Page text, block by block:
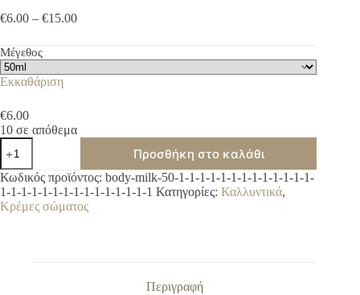
€6.00 – €15.00Price
through
€15.00
Μέγεθος
Εκκαθάριση
€6.00
10 σε απόθεμα
Γαλάκτωμα
σώματος
με
άρωμα
τύπου
Sicily
Προσθήκη στο καλάθι
A
l
t
Κωδικός προϊόντος: body-milk-50-1-1-1-1-1-1-1-1-1-1-1-1-1-
1-1-1-1-1-1-1-1-1-1-1-1-1-1-1 Κατηγορίες: Καλλυντικά,
Κρέμες σώματος
Περιγραφή